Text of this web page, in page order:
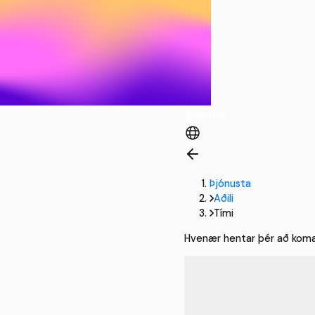
Þjónusta
Aðili
Tími
Hvenær hentar þér að